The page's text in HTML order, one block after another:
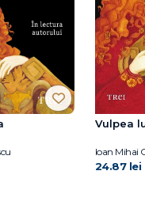
Vulpea
Ioan Mihai
24.87 lei